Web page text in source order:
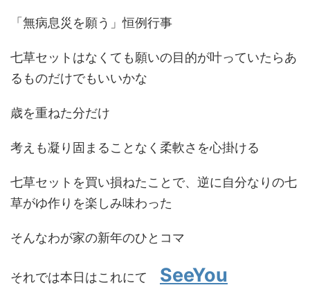
「無病息災を願う」恒例行事
七草セットはなくても願いの目的が叶っていたらあ
るものだけでもいいかな
歳を重ねた分だけ
考えも凝り固まることなく柔軟さを心掛ける
七草セットを買い損ねたことで、逆に自分なりの七
草がゆ作りを楽しみ味わった
そんなわが家の新年のひとコマ
それでは本日はこれにて SeeYou